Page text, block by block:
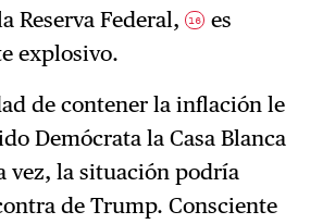
Reserva Federal,16 es
explosivo.
de contener la inflación le
Demócrata la Casa Blanca
vez, la situación podría
de Trump. Consciente